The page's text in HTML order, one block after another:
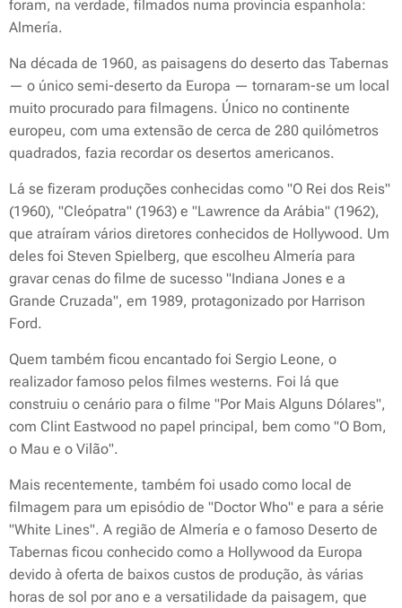
foram, na verdade, filmados numa província espanhola:
Almería.
Na década de 1960, as paisagens do deserto das Tabernas
— o único semi-deserto da Europa — tornaram-se um local
muito procurado para filmagens. Único no continente
europeu, com uma extensão de cerca de 280 quilómetros
quadrados, fazia recordar os desertos americanos.
Lá se fizeram produções conhecidas como "O Rei dos Reis"
(1960), "Cleópatra" (1963) e "Lawrence da Arábia" (1962),
que atraíram vários diretores conhecidos de Hollywood. Um
deles foi Steven Spielberg, que escolheu Almería para
gravar cenas do filme de sucesso "Indiana Jones e a
Grande Cruzada", em 1989, protagonizado por Harrison
Ford.
Quem também ficou encantado foi Sergio Leone, o
realizador famoso pelos filmes westerns. Foi lá que
construiu o cenário para o filme "Por Mais Alguns Dólares",
com Clint Eastwood no papel principal, bem como "O Bom,
o Mau e o Vilão".
Mais recentemente, também foi usado como local de
filmagem para um episódio de "Doctor Who" e para a série
"White Lines". A região de Almería e o famoso Deserto de
Tabernas ficou conhecido como a Hollywood da Europa
devido à oferta de baixos custos de produção, às várias
horas de sol por ano e a versatilidade da paisagem, que